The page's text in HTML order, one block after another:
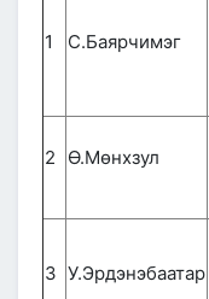
1 С.Баярчимэг
2 Ө.Мөнхзул
3 У.Эрдэнэбаатар